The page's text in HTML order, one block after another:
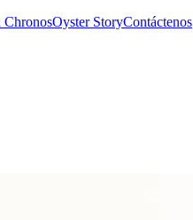
ChronosOyster StoryContáctenos